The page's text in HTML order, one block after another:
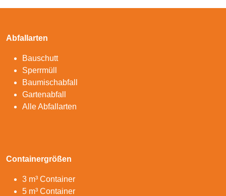
Abfallarten
Bauschutt
Sperrmüll
Baumischabfall
Gartenabfall
Alle Abfallarten
Containergrößen
3 m³ Container
5 m³ Container